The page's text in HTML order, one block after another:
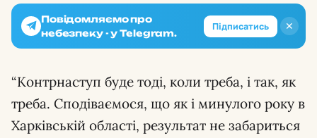
✕
Повідомляємо про
небезпеку - у Telegram.
Підписатись
“Контрнаступ буде тоді, коли треба, і так, як
треба. Сподіваємося, що як і минулого року в
Харківській області, результат не забариться